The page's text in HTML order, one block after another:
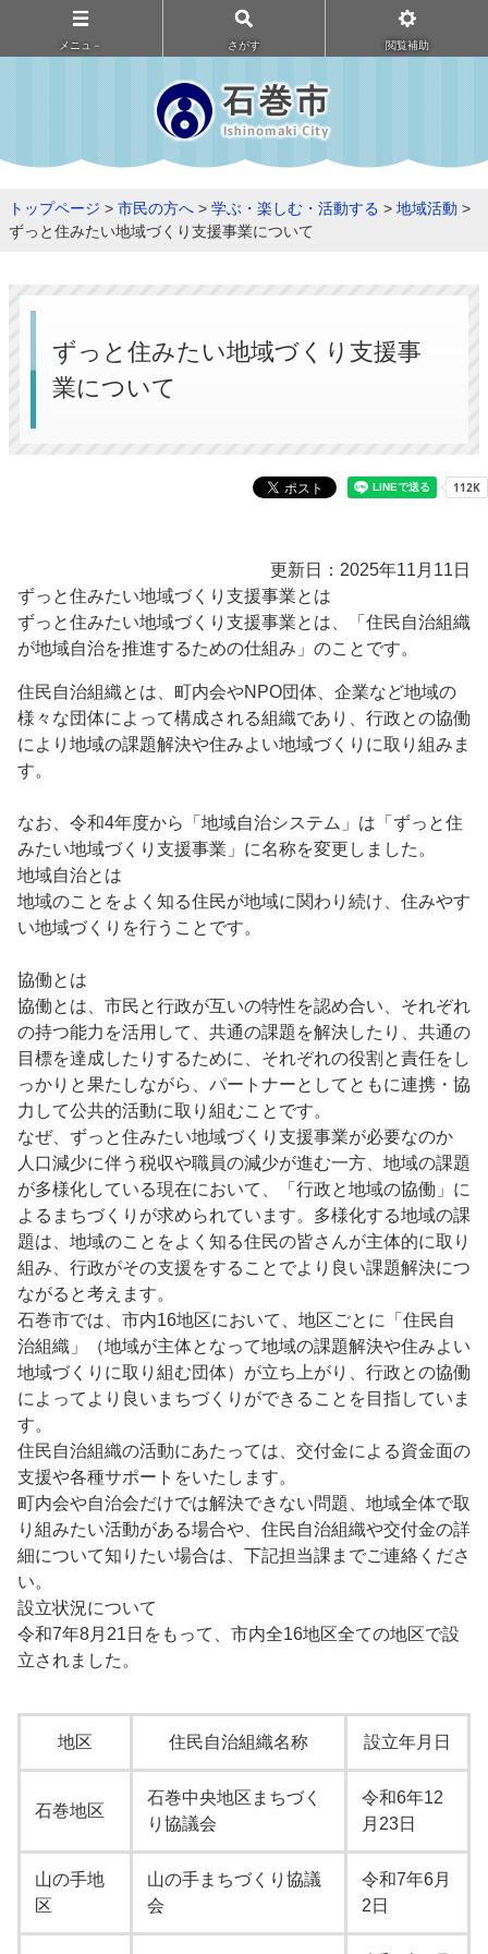
メニュ－ さがす 閲覧補助
トップページ > 市民の方へ > 学ぶ・楽しむ・活動する > 地域活動 >
ずっと住みたい地域づくり支援事業について
ずっと住みたい地域づくり支援事
業について
更新日：2025年11月11日
ずっと住みたい地域づくり支援事業とは
ずっと住みたい地域づくり支援事業とは、「住民自治組織
が地域自治を推進するための仕組み」のことです。
住民自治組織とは、町内会やNPO団体、企業など地域の
様々な団体によって構成される組織であり、行政との協働
により地域の課題解決や住みよい地域づくりに取り組みま
す。
なお、令和4年度から「地域自治システム」は「ずっと住
みたい地域づくり支援事業」に名称を変更しました。
地域自治とは
地域のことをよく知る住民が地域に関わり続け、住みやす
い地域づくりを行うことです。
協働とは
協働とは、市民と行政が互いの特性を認め合い、それぞれ
の持つ能力を活用して、共通の課題を解決したり、共通の
目標を達成したりするために、それぞれの役割と責任をし
っかりと果たしながら、パートナーとしてともに連携・協
力して公共的活動に取り組むことです。
なぜ、ずっと住みたい地域づくり支援事業が必要なのか
人口減少に伴う税収や職員の減少が進む一方、地域の課題
が多様化している現在において、「行政と地域の協働」に
よるまちづくりが求められています。多様化する地域の課
題は、地域のことをよく知る住民の皆さんが主体的に取り
組み、行政がその支援をすることでより良い課題解決につ
ながると考えます。
石巻市では、市内16地区において、地区ごとに「住民自
治組織」（地域が主体となって地域の課題解決や住みよい
地域づくりに取り組む団体）が立ち上がり、行政との協働
によってより良いまちづくりができることを目指していま
す。
住民自治組織の活動にあたっては、交付金による資金面の
支援や各種サポートをいたします。
町内会や自治会だけでは解決できない問題、地域全体で取
り組みたい活動がある場合や、住民自治組織や交付金の詳
細について知りたい場合は、下記担当課までご連絡くださ
い。
設立状況について
令和7年8月21日をもって、市内全16地区全ての地区で設
立されました。
地区 住民自治組織名称 設立年月日
石巻地区
石巻中央地区まちづく
り協議会
令和6年12
月23日
山の手地
区
山の手まちづくり協議
会
令和7年6月
2日